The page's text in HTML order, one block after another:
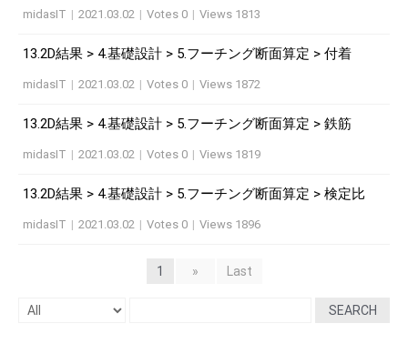
midasIT | 2021.03.02 | Votes 0 | Views 1813
13.2D結果 > 4.基礎設計 > 5.フーチング断面算定 > 付着
midasIT | 2021.03.02 | Votes 0 | Views 1872
13.2D結果 > 4.基礎設計 > 5.フーチング断面算定 > 鉄筋
midasIT | 2021.03.02 | Votes 0 | Views 1819
13.2D結果 > 4.基礎設計 > 5.フーチング断面算定 > 検定比
midasIT | 2021.03.02 | Votes 0 | Views 1896
1 » Last
SEARCH